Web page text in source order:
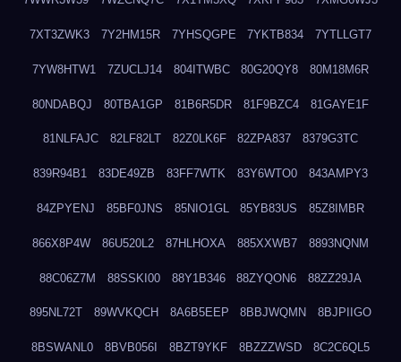
7XT3ZWK3 7Y2HM15R 7YHSQGPE 7YKTB834 7YTLLGT7
7YW8HTW1 7ZUCLJ14 804ITWBC 80G20QY8 80M18M6R
80NDABQJ 80TBA1GP 81B6R5DR 81F9BZC4 81GAYE1F
81NLFAJC 82LF82LT 82Z0LK6F 82ZPA837 8379G3TC
839R94B1 83DE49ZB 83FF7WTK 83Y6WTO0 843AMPY3
84ZPYENJ 85BF0JNS 85NIO1GL 85YB83US 85Z8IMBR
866X8P4W 86U520L2 87HLHOXA 885XXWB7 8893NQNM
88C06Z7M 88SSKI00 88Y1B346 88ZYQON6 88ZZ29JA
895NL72T 89WVKQCH 8A6B5EEP 8BBJWQMN 8BJPIIGO
8BSWANL0 8BVB056I 8BZT9YKF 8BZZZWSD 8C2C6QL5